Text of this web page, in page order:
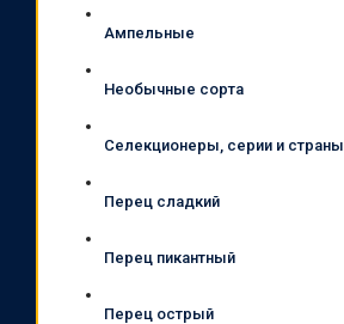
Ампельные
Необычные сорта
Селекционеры, серии и страны
Перец сладкий
Перец пикантный
Перец острый